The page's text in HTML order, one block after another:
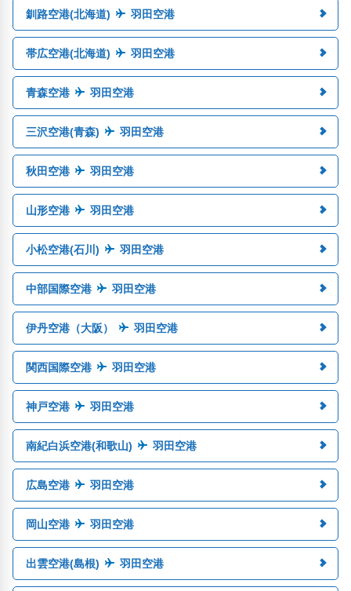
釧路空港(北海道) 羽田空港
帯広空港(北海道) 羽田空港
青森空港 羽田空港
三沢空港(青森) 羽田空港
秋田空港 羽田空港
山形空港 羽田空港
小松空港(石川) 羽田空港
中部国際空港 羽田空港
伊丹空港（大阪） 羽田空港
関西国際空港 羽田空港
神戸空港 羽田空港
南紀白浜空港(和歌山) 羽田空港
広島空港 羽田空港
岡山空港 羽田空港
出雲空港(島根) 羽田空港